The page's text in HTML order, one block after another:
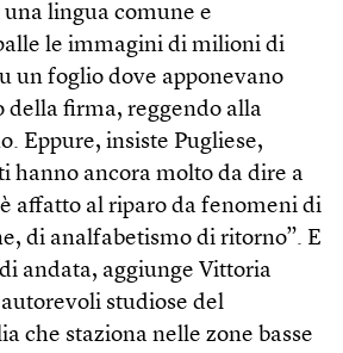
lingua comune e
le immagini di milioni di
un foglio dove apponevano
della firma, reggendo alla
Eppure, insiste Pugliese,
hanno ancora molto da dire a
affatto al riparo da fenomeni di
di analfabetismo di ritorno”. E
andata, aggiunge Vittoria
studiose del
che staziona nelle zone basse